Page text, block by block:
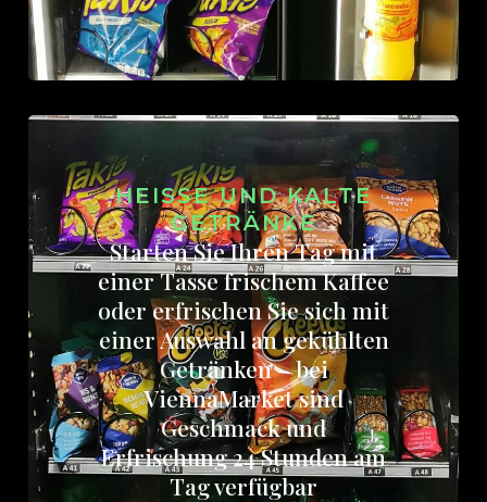
HEISSE UND KALTE G
ETRÄNKE
Starten Sie Ihren Tag mit
einer Tasse frischem Kaffee
oder erfrischen Sie sich mit
einer Auswahl an gekühlten
Getränken – bei
ViennaMarket sind
Geschmack und
Erfrischung 24 Stunden am
Tag verfügbar